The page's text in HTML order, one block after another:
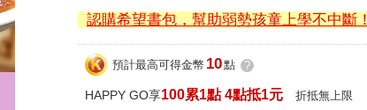
認購希望書包，幫助弱勢孩童上學不中斷！
預計最高可得金幣 10點 ?
HAPPY GO享100累1點 4點抵1元 折抵無上限